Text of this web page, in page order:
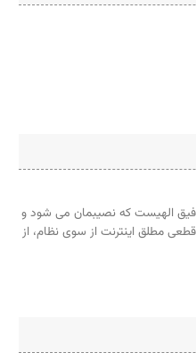
الهیست که نصیبمان می شود و
مطلق اینترنت از سوی نظام، از